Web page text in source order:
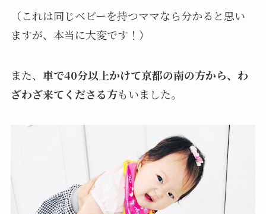
（これは同じベビーを持つママなら分かると思い
ますが、本当に大変です！）
また、 車で40分以上かけて京都の南の方から、わ
ざわざ来てくださる方もいました。